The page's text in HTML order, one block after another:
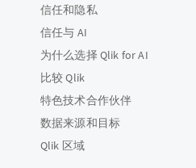
信任和隐私
信任与 AI
为什么选择 Qlik for AI
比较 Qlik
特色技术合作伙伴
数据来源和目标
Qlik 区域